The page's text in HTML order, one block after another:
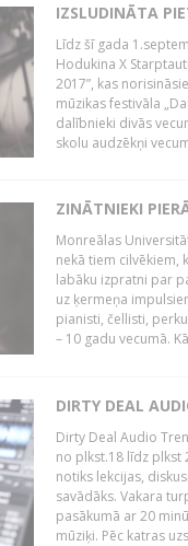
IZSLUDINĀTA
Līdz šī gada
Hodukina X
2017”, kas
mūzikas festivāla
dalībnieki divās
skolu audzēkņi
ZINĀTNIEKI
Monreālas
nekā tiem cilvēkiem,
labāku izpratni par
uz ķermeņa
pianisti, čellisti,
– 10 gadu vecumā.
DIRTY DEAL
Dirty Deal Audio
no plkst.18 līdz plkst
notiks lekcijas,
savādāks. Vakara
pasākumā ar 20
mūziķi. Pēc katras